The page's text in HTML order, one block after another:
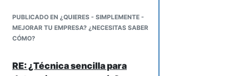
Optimizan los pedidos y reducen el
desperdicio, lo que en conjunto mejora
la eficiencia operativa y reduce costos.
factura.
2. Sigue el flujo real (no el ideal)
Habla con las personas que ejecutan el
como ocurre hoy. Pregunta: ¿qué haces
primero?, ¿qué viene después?, ¿de
PUBLICADO EN ¿QUIERES - SIMPLEMENTE -
MEJORAR TU EMPRESA? ¿NECESITAS SABER
CÓMO?
RE: ¿Técnica sencilla para